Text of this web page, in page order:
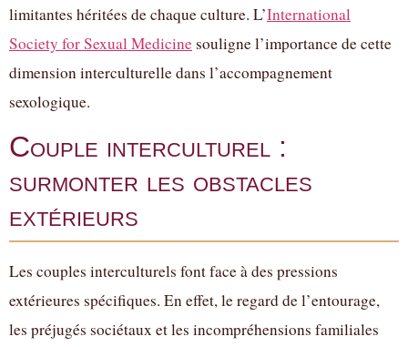
limitantes héritées de chaque culture. L’International
Society for Sexual Medicinesouligne l’importance de cette
dimension interculturelle dans l’accompagnement
sexologique.
Couple interculturel :
surmonter les obstacles
extérieurs
Les couples interculturels font face à des pressions
extérieures spécifiques. En effet, le regard de l’entourage,
les préjugés sociétaux et les incompréhensions familiales